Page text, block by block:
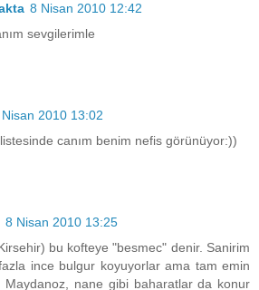
8 Nisan 2010 12:42
sevgilerimle
2010 13:02
canım benim nefis görünüyor:))
8 Nisan 2010 13:25
bu kofteye "besmec" denir. Sanirim
ince bulgur koyuyorlar ama tam emin
Maydanoz, nane gibi baharatlar da konur